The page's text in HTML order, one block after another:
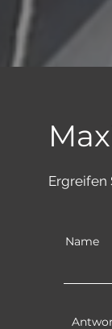
Ergreifen
Name